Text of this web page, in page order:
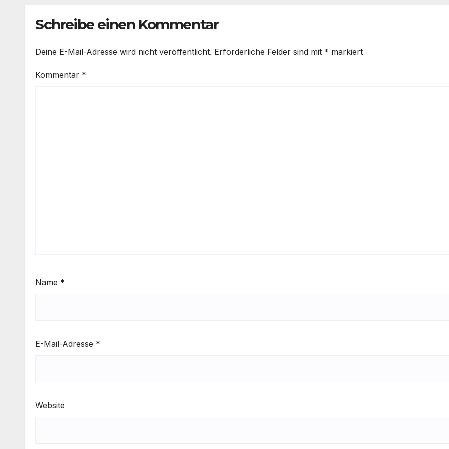
Schreibe einen Kommentar
Deine E-Mail-Adresse wird nicht veröffentlicht. Erforderliche Felder sind mit * markiert
Kommentar *
Name *
E-Mail-Adresse *
Website